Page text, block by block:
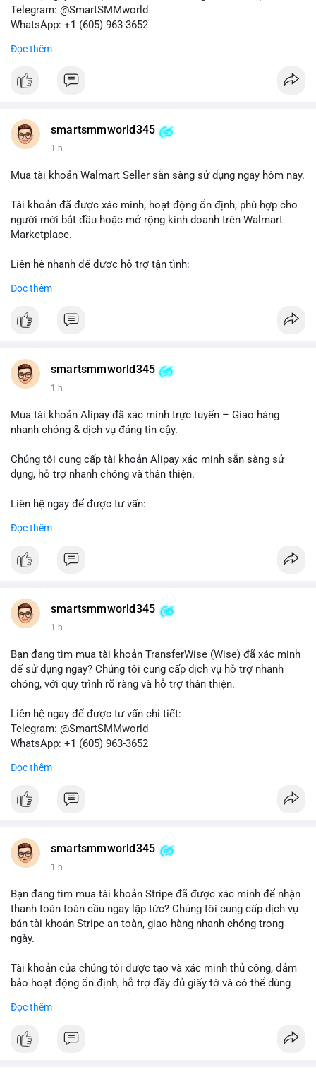
Telegram: @SmartSMMworld
WhatsApp: +1 (605) 963-3652
#buyverifiedkrakenbusinessaccounts
Đọc thêm
smartsmmworld345
1 h
Mua tài khoản Walmart Seller sẵn sàng sử dụng ngay hôm nay.
Tài khoản đã được xác minh, hoạt động ổn định, phù hợp cho
người mới bắt đầu hoặc mở rộng kinh doanh trên Walmart
Marketplace.
Liên hệ nhanh để được hỗ trợ tận tình:
WhatsApp: +1 (605) 963-3652
#buywalmartselleraccounts
Đọc thêm
smartsmmworld345
1 h
Mua tài khoản Alipay đã xác minh trực tuyến – Giao hàng
nhanh chóng & dịch vụ đáng tin cậy.
Chúng tôi cung cấp tài khoản Alipay xác minh sẵn sàng sử
dụng, hỗ trợ nhanh chóng và thân thiện.
Liên hệ ngay để được tư vấn:
WhatsApp: +1 (605) 963-3652
#buyverifiedalipayaccounts
Đọc thêm
smartsmmworld345
1 h
Bạn đang tìm mua tài khoản TransferWise (Wise) đã xác minh
để sử dụng ngay? Chúng tôi cung cấp dịch vụ hỗ trợ nhanh
chóng, với quy trình rõ ràng và hỗ trợ thân thiện.
Liên hệ ngay để được tư vấn chi tiết:
Telegram: @SmartSMMworld
WhatsApp: +1 (605) 963-3652
Lưu ý: Việc mua bán tài khoản có thể vi phạm điều khoản dịch
Đọc thêm
smartsmmworld345
1 h
Bạn đang tìm mua tài khoản Stripe đã được xác minh để nhận
thanh toán toàn cầu ngay lập tức? Chúng tôi cung cấp dịch vụ
bán tài khoản Stripe an toàn, giao hàng nhanh chóng trong
ngày.
Tài khoản của chúng tôi được tạo và xác minh thủ công, đảm
bảo hoạt động ổn định, hỗ trợ đầy đủ giấy tờ và có thể dùng
Telegram: @SmartSMMworld
Đọc thêm